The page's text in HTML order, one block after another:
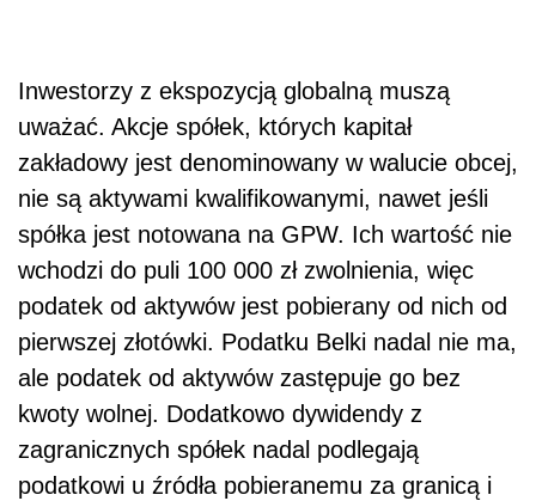
Inwestorzy z ekspozycją globalną muszą
uważać. Akcje spółek, których kapitał
zakładowy jest denominowany w walucie obcej,
nie są aktywami kwalifikowanymi, nawet jeśli
spółka jest notowana na GPW. Ich wartość nie
wchodzi do puli 100 000 zł zwolnienia, więc
podatek od aktywów jest pobierany od nich od
pierwszej złotówki. Podatku Belki nadal nie ma,
ale podatek od aktywów zastępuje go bez
kwoty wolnej. Dodatkowo dywidendy z
zagranicznych spółek nadal podlegają
podatkowi u źródła pobieranemu za granicą i